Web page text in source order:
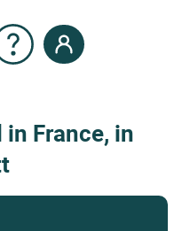
France, in